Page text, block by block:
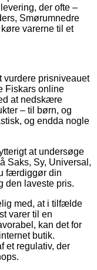
der ofte –
Smørumnedre
varerne til et
vurdere prisniveauet
Fiskars online
at nedskære
– til børn, og
og endda nogle
at undersøge
Saks, Sy, Universal,
færdiggør din
den laveste pris.
med, at i tilfælde
varer til en
kan det for
butik.
et regulativ, der